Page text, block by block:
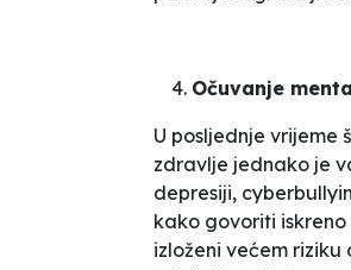
Očuvanje
U posljednje vrijeme
zdravlje jednako je
depresiji,
kako govoriti
izloženi većem